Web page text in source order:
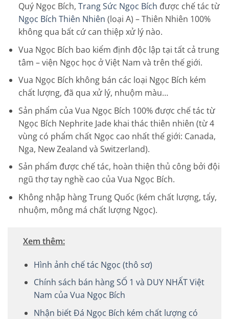
Quý Ngọc Bích, Trang Sức Ngọc Bích được chế tác từ
Ngọc Bích Thiên Nhiên (loại A) – Thiên Nhiên 100%
không qua bất cứ can thiệp xử lý nào.
Vua Ngọc Bích bao kiểm định độc lập tại tất cả trung
tâm – viện Ngọc học ở Việt Nam và trên thế giới.
Vua Ngọc Bích không bán các loại Ngọc Bích kém
chất lượng, đã qua xử lý, nhuộm màu…
Sản phẩm của Vua Ngọc Bích 100% được chế tác từ
Ngọc Bích Nephrite Jadekhai thác thiên nhiên (từ 4
vùng có phẩm chất Ngọc cao nhất thế giới: Canada,
Nga, New Zealand và Switzerland).
Sản phẩm được chế tác, hoàn thiện thủ công bởi đội
ngũ thợ tay nghề cao của Vua Ngọc Bích.
Không nhập hàng Trung Quốc (kém chất lượng, tẩy,
nhuộm, mông má chất lượng Ngọc).
Xem thêm:
Hình ảnh chế tác Ngọc (thô sơ)
Chính sách bán hàng SỐ 1 và DUY NHẤT Việt
Nam của Vua Ngọc Bích
Nhận biết Đá Ngọc Bích kém chất lượng có